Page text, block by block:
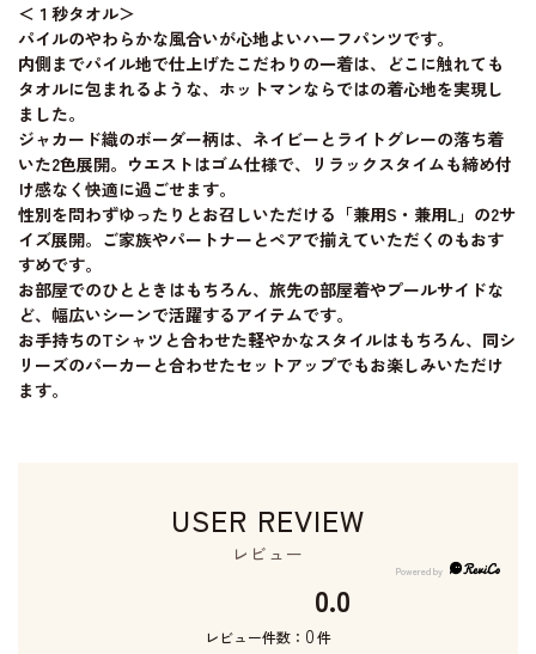
＜１秒タオル＞
パイルのやわらかな風合いが心地よいハーフパンツです。
内側までパイル地で仕上げたこだわりの一着は、どこに触れても
タオルに包まれるような、ホットマンならではの着心地を実現し
ました。
ジャカード織のボーダー柄は、ネイビーとライトグレーの落ち着
いた2色展開。ウエストはゴム仕様で、リラックスタイムも締め付
け感なく快適に過ごせます。
性別を問わずゆったりとお召しいただける「兼用S・兼用L」の2サ
イズ展開。ご家族やパートナーとペアで揃えていただくのもおす
すめです。
お部屋でのひとときはもちろん、旅先の部屋着やプールサイドな
ど、幅広いシーンで活躍するアイテムです。
お手持ちのTシャツと合わせた軽やかなスタイルはもちろん、同シ
リーズのパーカーと合わせたセットアップでもお楽しみいただけ
ます。
USER REVIEW
レビュー
0.0
レビュー件数： 0件